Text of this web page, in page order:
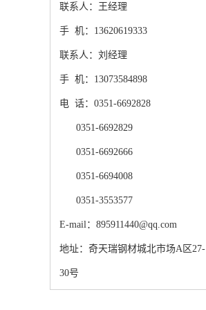
联系人：王经理
手 机：13620619333
联系人：刘经理
手 机：13073584898
电 话：0351-6692828
0351-6692829
0351-6692666
0351-6694008
0351-3553577
E-mail：895911440@qq.com
地址：奇天瑞钢材城北市场A区27-
30号